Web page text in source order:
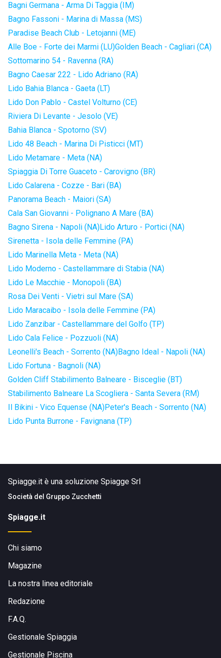
Bagni Germana - Arma Di Taggia (IM)
Bagno Fassoni - Marina di Massa (MS)
Paradise Beach Club - Letojanni (ME)
Alle Boe - Forte dei Marmi (LU)Golden Beach - Cagliari (CA)
Sottomarino 54 - Ravenna (RA)
Bagno Caesar 222 - Lido Adriano (RA)
Lido Bahia Blanca - Gaeta (LT)
Lido Don Pablo - Castel Volturno (CE)
Riviera Di Levante - Jesolo (VE)
Bahia Blanca - Spotorno (SV)
Lido 48 Beach - Marina Di Pisticci (MT)
Lido Metamare - Meta (NA)
Spiaggia Di Torre Guaceto - Carovigno (BR)
Lido Calarena - Cozze - Bari (BA)
Panorama Beach - Maiori (SA)
Cala San Giovanni - Polignano A Mare (BA)
Bagno Sirena - Napoli (NA)Lido Arturo - Portici (NA)
Sirenetta - Isola delle Femmine (PA)
Lido Marinella Meta - Meta (NA)
Lido Moderno - Castellammare di Stabia (NA)
Lido Le Macchie - Monopoli (BA)
Rosa Dei Venti - Vietri sul Mare (SA)
Lido Maracaibo - Isola delle Femmine (PA)
Lido Zanzibar - Castellammare del Golfo (TP)
Lido Cala Felice - Pozzuoli (NA)
Leonelli's Beach - Sorrento (NA)Bagno Ideal - Napoli (NA)
Lido Fortuna - Bagnoli (NA)
Golden Cliff Stabilimento Balneare - Bisceglie (BT)
Stabilimento Balneare La Scogliera - Santa Severa (RM)
Il Bikini - Vico Equense (NA)Peter's Beach - Sorrento (NA)
Lido Punta Burrone - Favignana (TP)
Spiagge.it è una soluzione Spiagge Srl
Società del Gruppo Zucchetti
Spiagge.it
Chi siamo
Magazine
La nostra linea editoriale
Redazione
F.A.Q.
Gestionale Spiaggia
Gestionale Piscina